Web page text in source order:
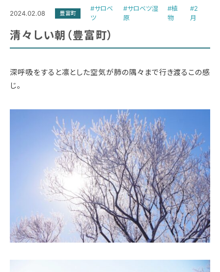
2024.02.08 豊富町
#サロベ
ツ
#サロベツ湿
原
#植
物
#2
月
清々しい朝（豊富町）
深呼吸をすると凛とした空気が肺の隅々まで行き渡るこの感
じ。